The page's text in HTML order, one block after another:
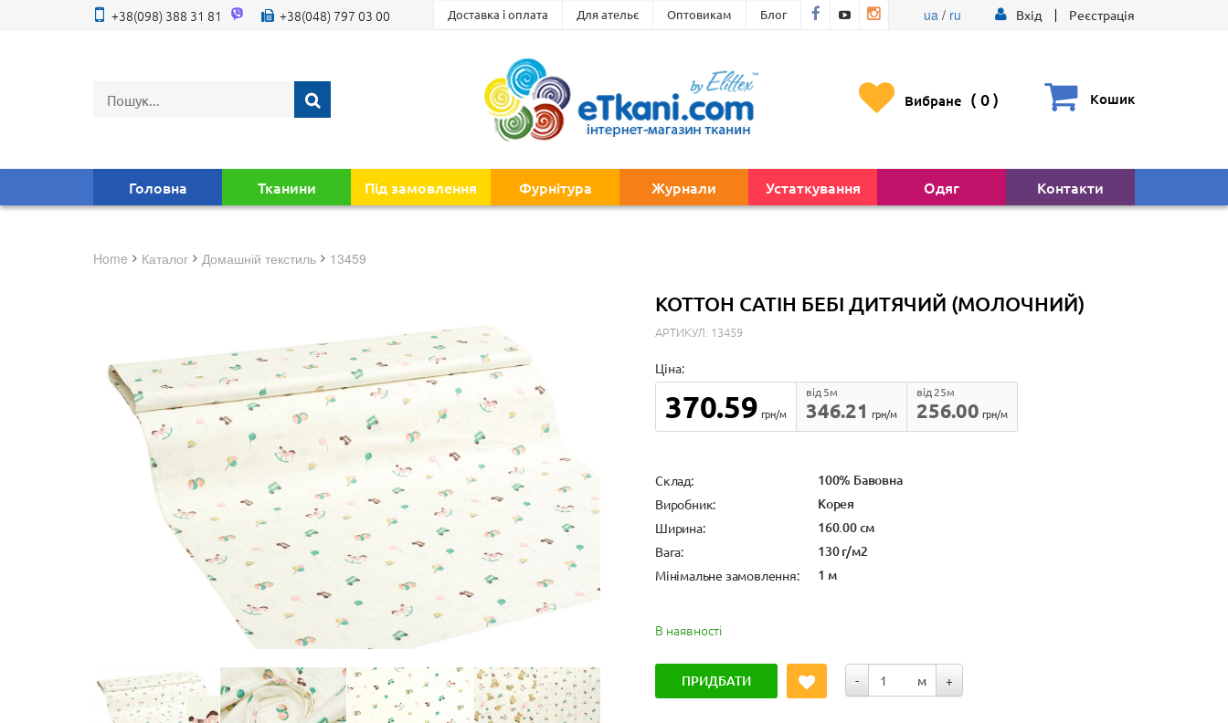
+38(098) 388 31 81 +38(048) 797 03 00 Доставка і оплата Для ательє Оптовикам Блог ua/ ru Вхід Реєстрація
Вибране ( 0) Кошик
Головна Тканини Під замовлення Фурнітура Журнали Устаткування Одяг Контакти
Home Каталог домашній текстиль 13459
КОТТОН САТІН БЕБІ ДИТЯЧИЙ (МОЛОЧНИЙ)
АРТИКУЛ: 13459
Ціна:
370.59 грн/м 346.21
від 5м
грн/м
256.00
від 25м
грн/м
Cклад: 100% Бавовна
Виробник: Корея
Ширина: 160.00 см
Вага: 130 г/м2
Мінімальне замовлення: 1 м
В наявності
ПРИДБАТИ - м +